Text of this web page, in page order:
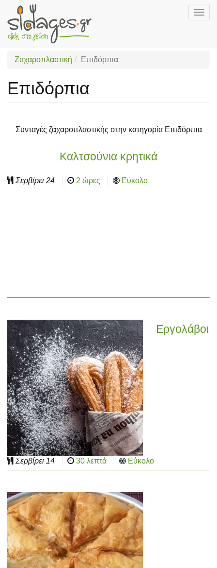
Skip
mainΖαχαροπλαστική Επιδόρπια
Επιδόρπια
Συνταγές ζαχαροπλαστικής στην κατηγορία Επιδόρπια
Καλτσούνια κρητικά
Σερβίρει 24 2 ώρες Εύκολο
Εργολάβοι
Σερβίρει 14 30 λεπτά Εύκολο